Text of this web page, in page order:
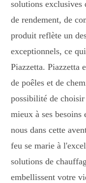
solutions exclusives
de rendement, de
produit reflète un
exceptionnels, ce
Piazzetta. Piazzetta
de poêles et de
possibilité de
mieux à ses besoins
nous dans cette
feu se marie à
solutions de
embellissent votre